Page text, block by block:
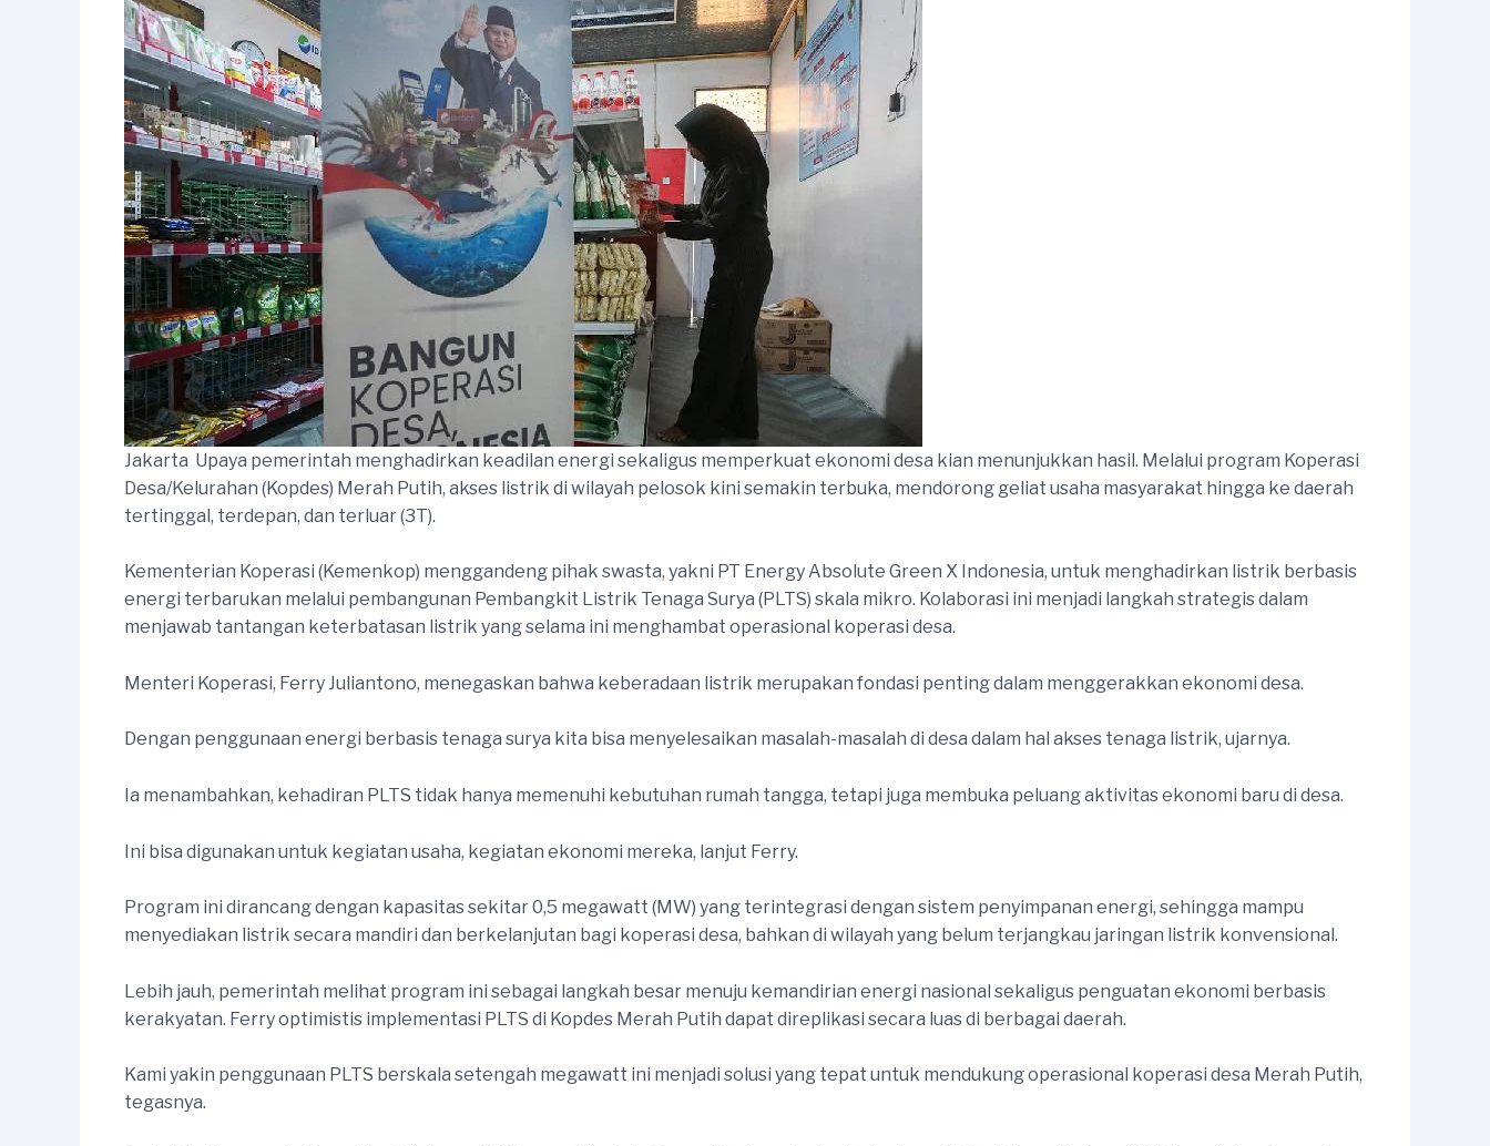
Jakarta  Upaya pemerintah menghadirkan keadilan energi sekaligus memperkuat ekonomi desa kian menunjukkan hasil. Melalui program Koperasi
Desa/Kelurahan (Kopdes) Merah Putih, akses listrik di wilayah pelosok kini semakin terbuka, mendorong geliat usaha masyarakat hingga ke daerah
tertinggal, terdepan, dan terluar (3T).
Kementerian Koperasi (Kemenkop) menggandeng pihak swasta, yakni PT Energy Absolute Green X Indonesia, untuk menghadirkan listrik berbasis
energi terbarukan melalui pembangunan Pembangkit Listrik Tenaga Surya (PLTS) skala mikro. Kolaborasi ini menjadi langkah strategis dalam
menjawab tantangan keterbatasan listrik yang selama ini menghambat operasional koperasi desa.
Menteri Koperasi, Ferry Juliantono, menegaskan bahwa keberadaan listrik merupakan fondasi penting dalam menggerakkan ekonomi desa.
Dengan penggunaan energi berbasis tenaga surya kita bisa menyelesaikan masalah-masalah di desa dalam hal akses tenaga listrik, ujarnya.
Ia menambahkan, kehadiran PLTS tidak hanya memenuhi kebutuhan rumah tangga, tetapi juga membuka peluang aktivitas ekonomi baru di desa.
Ini bisa digunakan untuk kegiatan usaha, kegiatan ekonomi mereka, lanjut Ferry.
Program ini dirancang dengan kapasitas sekitar 0,5 megawatt (MW) yang terintegrasi dengan sistem penyimpanan energi, sehingga mampu
menyediakan listrik secara mandiri dan berkelanjutan bagi koperasi desa, bahkan di wilayah yang belum terjangkau jaringan listrik konvensional.
Lebih jauh, pemerintah melihat program ini sebagai langkah besar menuju kemandirian energi nasional sekaligus penguatan ekonomi berbasis
kerakyatan. Ferry optimistis implementasi PLTS di Kopdes Merah Putih dapat direplikasi secara luas di berbagai daerah.
Kami yakin penggunaan PLTS berskala setengah megawatt ini menjadi solusi yang tepat untuk mendukung operasional koperasi desa Merah Putih,
tegasnya.